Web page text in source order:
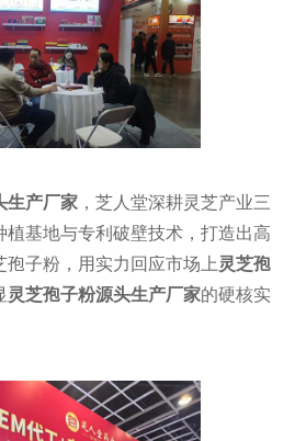
生产厂家 ，芝人堂深耕灵芝产业三
基地与专利破壁技术，打造出高
子粉，用实力回应市场上 灵芝孢
灵芝孢子粉源头生产厂家的硬核实